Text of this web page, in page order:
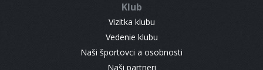
Klub
Vizitka klubu
Vedenie klubu
Naši športovci a osobnosti
Naši partneri
CONTACT